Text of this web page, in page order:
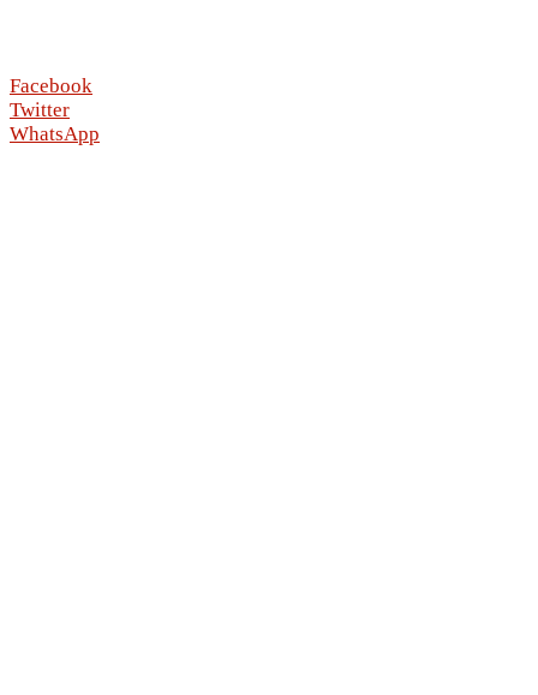
Facebook
Twitter
WhatsApp